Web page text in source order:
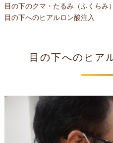
目の下のクマ・たるみ（ふくらみ
目の下へのヒアルロン酸注入
目の下へのヒア